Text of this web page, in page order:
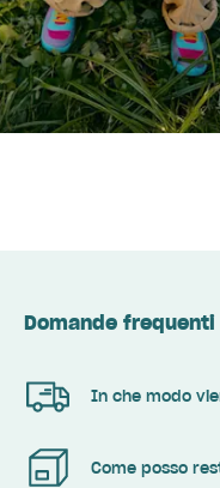
Domande frequenti
In che modo
Come posso